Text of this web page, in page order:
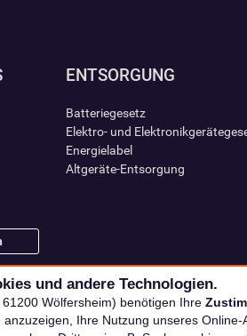
ENTSORGUNG
Batteriegesetz
Elektro- und
Energielabel
Altgeräte-Entsorgung
und andere Technologien.
Wölfersheim) benötigen Ihre
anzuzeigen, Ihre Nutzung unseres